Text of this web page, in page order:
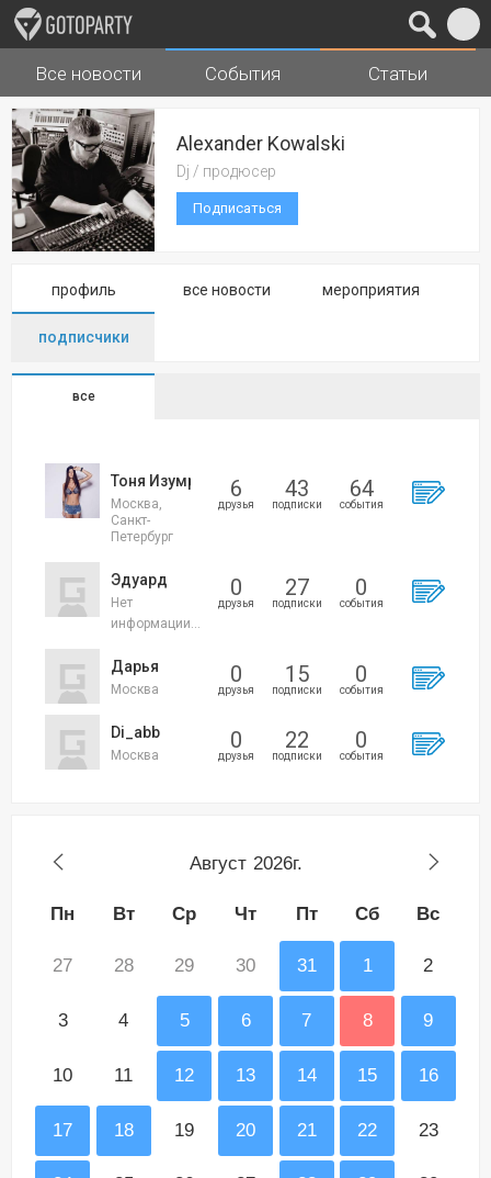
Города Музыка
Все новости События Статьи
Alexander Kowalski
Dj / продюсер
Подписаться
профиль все новости мероприятия
подписчики
все
6
друзья
43
подписки
64
события
Тоня Изумрудова
Москва,
Санкт-
Петербург
0
друзья
27
подписки
0
события
Эдуард
Нет
информации...
0
друзья
15
подписки
0
события
Дарья
Москва
0
друзья
22
подписки
0
события
Di_abb
Москва
Август 2026г.
Пн Вт Ср Чт Пт Сб Вс
27 28 29 30 31 1 2
3 4 5 6 7 8 9
10 11 12 13 14 15 16
17 18 19 20 21 22 23